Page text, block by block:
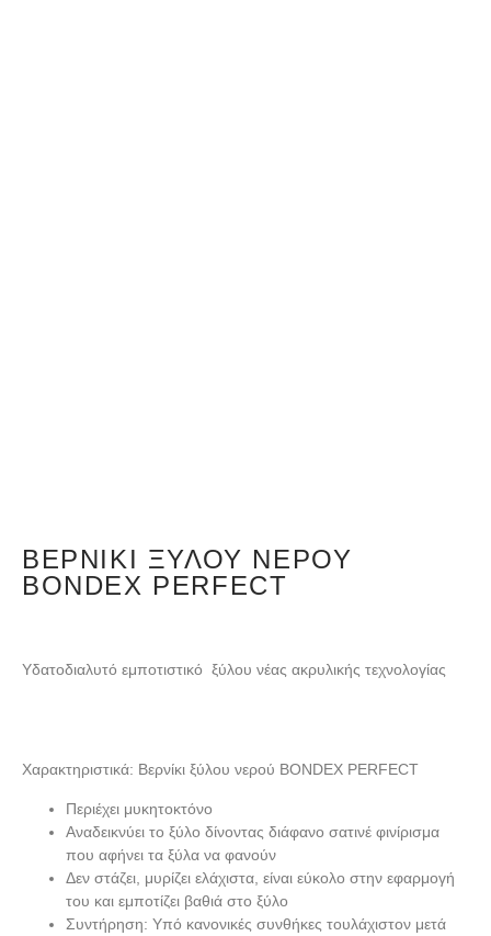
ΒΕΡΝΊΚΙ ΞΎΛΟΥ ΝΕΡΟΎ
BONDEX PERFECT
Υδατοδιαλυτό εμποτιστικό ξύλου νέας ακρυλικής τεχνολογίας
Χαρακτηριστικά: Βερνίκι ξύλου νερού BONDEX PERFECT
Περιέχει μυκητοκτόνο
Αναδεικνύει το ξύλο δίνοντας διάφανο σατινέ φινίρισμα
που αφήνει τα ξύλα να φανούν
Δεν στάζει, μυρίζει ελάχιστα, είναι εύκολο στην εφαρμογή
του και εμποτίζει βαθιά στο ξύλο
Συντήρηση: Υπό κανονικές συνθήκες τουλάχιστον μετά